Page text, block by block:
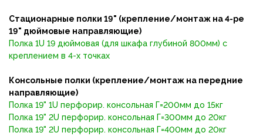
Стационарные полки 19" (крепление/монтаж на 4-ре
19" дюймовые направляющие)
Полка 1U 19 дюймовая (для шкафа глубиной 800мм) с
креплением в 4-х точках
Консольные полки (крепление/монтаж на передние
направляющие)
Полка 19" 1U перфорир. консольная Г=200мм до 15кг
Полка 19" 2U перфорир. консольная Г=300мм до 20кг
Полка 19" 2U перфорир. консольная Г=400мм до 20кг